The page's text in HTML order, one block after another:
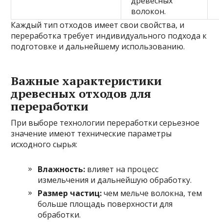
волокон.
Каждый тип отходов имеет свои свойства, и
переработка требует индивидуального подхода к
подготовке и дальнейшему использованию.
Важные характеристики
древесных отходов для
переработки
При выборе технологии переработки серьезное
значение имеют технические параметры
исходного сырья:
Влажность: влияет на процесс
измельчения и дальнейшую обработку.
Размер частиц:чем мельче волокна, тем
больше площадь поверхности для
обработки.